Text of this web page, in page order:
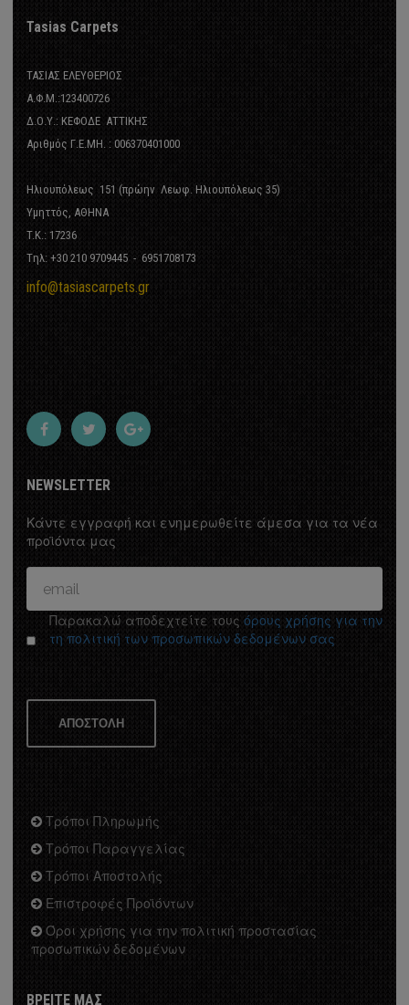
Amarilis
Tasias Carpets
ΤΑΣΙΑΣ ΕΛΕΥΘΕΡΙΟΣ
Α.Φ.Μ.:123400726
Δ.Ο.Υ.: ΚΕΦΟΔΕ ΑΤΤΙΚΗΣ
Αριθμός Γ.Ε.ΜΗ. : 006370401000
Ηλιουπόλεως 151 (πρώην Λεωφ. Ηλιουπόλεως 35)
Υμηττός, ΑΘΗΝΑ
T.K.: 17236
Tηλ: +30 210 9709445 - 6951708173
info@tasiascarpets.gr
NEWSLETTER
Κάντε εγγραφή και ενημερωθείτε άμεσα για τα νέα
προϊόντα μας
Παρακαλώ αποδεχτείτε τους όρους χρήσης για την
τη πολιτική των προσωπικών δεδομένων σας
ΑΠΟΣΤΟΛΗ
Τρόποι Πληρωμής
Τρόποι Παραγγελίας
Τρόποι Αποστολής
Επιστροφές Προϊόντων
Όροι χρήσης για την πολιτική προστασίας
προσωπικών δεδομένων
ΒΡΕΙΤΕ ΜΑΣ